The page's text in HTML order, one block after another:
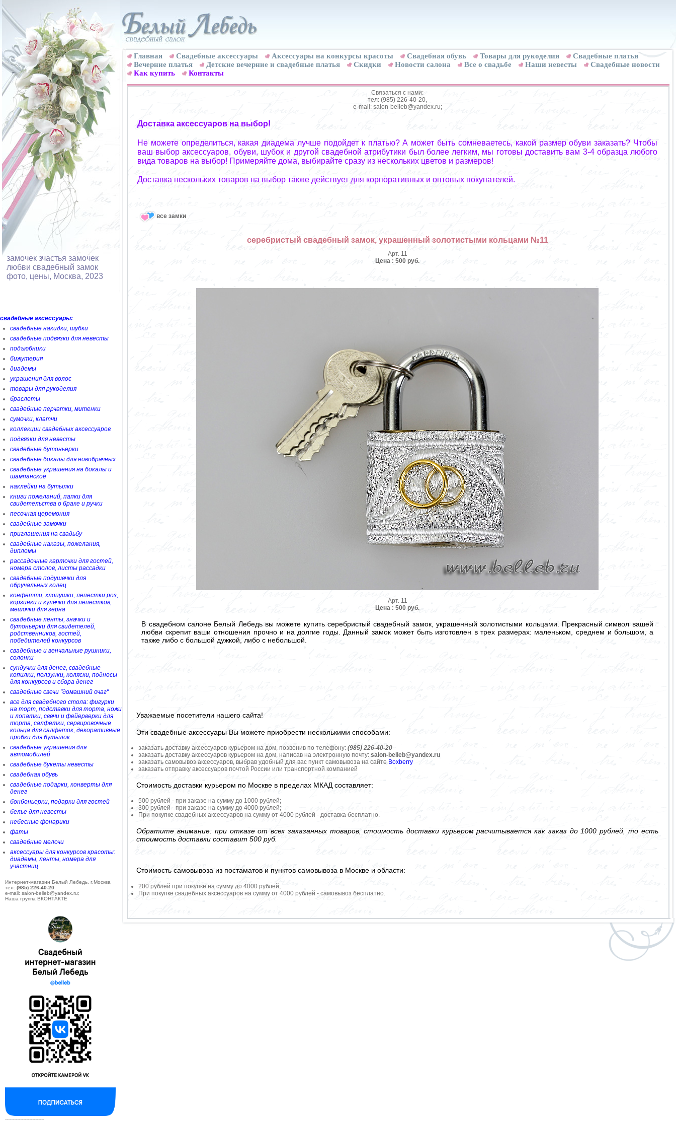
замочек зчастья замочек
любви свадебный замок
фото, цены, Москва, 2023
свадебные аксессуары:
свадебные накидки, шубки
свадебные подвязки для невесты
подъюбники
бижутерия
диадемы
украшения для волос
товары для рукоделия
браслеты
свадебные перчатки, митенки
сумочки, клатчи
коллекции свадебных аксессуаров
подвязки для невесты
свадебные бутоньерки
свадебные бокалы для новобрачных
свадебные украшения на бокалы и
шампанское
наклейки на бутылки
книги пожеланий, папки для
свидетельства о браке и ручки
песочная церемония
свадебные замочки
приглашения на свадьбу
свадебные наказы, пожелания,
дипломы
рассадочные карточки для гостей,
номера столов, листы рассадки
свадебные подушечки для
обручальных колец
конфетти, хлопушки, лепестки роз,
корзинки и кулечки для лепестков,
мешочки для зерна
свадебные ленты, значки и
бутоньерки для свидетелей,
родственников, гостей,
победителей конкурсов
свадебные и венчальные рушники,
солонки
сундучки для денег, свадебные
копилки, ползунки, коляски, подносы
для конкурсов и сбора денег
свадебные свечи "домашний очаг"
все для свадебного стола: фигурки
на торт, подставки для торта, ножи
и лопатки, свечи и фейерверки для
торта, салфетки, сервировочные
кольца для салфеток, декоративные
пробки для бутылок
свадебные украшения для
автомобилей
свадебные букеты невесты
свадебная обувь
свадебные подарки, конверты для
денег
бонбоньерки, подарки для гостей
белье для невесты
небесные фонарики
фаты
свадебные мелочи
аксессуары для конкурсов красоты:
диадемы, ленты, номера для
участниц
Интернет-магазин Белый Лебедь, г.Москва
тел: (985) 226-40-20
e-mail: salon-belleb@yandex.ru;
Наша группа ВКОНТАКТЕ
--------------------------
Главная Свадебные аксессуары Аксессуары на конкурсы красоты Свадебная обувь Товары для рукоделия
Cвадебные платья
Вечерние платья
Детские вечерние и свадебные платья Скидки Новости салона Все о свадьбе Наши невесты
Свадебные новости
Как купить
Контакты
Связаться с нами:
тел: (985) 226-40-20,
e-mail: salon-belleb@yandex.ru;
Доставка аксессуаров на выбор!
Не можете определиться, какая диадема лучше подойдет к платью? А может быть сомневаетесь, какой размер обуви заказать? Чтобы
ваш выбор аксессуаров, обуви, шубок и другой свадебной атрибутики был более легким, мы готовы доставить вам 3-4 образца любого
вида товаров на выбор! Примеряйте дома, выбирайте сразу из нескольких цветов и размеров!
Доставка нескольких товаров на выбор также действует для корпоративных и оптовых покупателей.
все замки
серебристый свадебный замок, украшенный золотистыми кольцами №11
Арт. 11
Цена : 500 руб.
Арт. 11
Цена : 500 руб.
В свадебном салоне Белый Лебедь вы можете купить серебристый свадебный замок, украшенный золотистыми кольцами. Прекрасный символ вашей
любви скрепит ваши отношения прочно и на долгие годы. Данный замок может быть изготовлен в трех размерах: маленьком, среднем и большом, а
также либо с большой дужкой, либо с небольшой.
Уважаемые посетители нашего сайта!
Эти свадебные аксессуары Вы можете приобрести несколькими способами:
заказать доставку аксессуаров курьером на дом, позвонив по телефону: (985) 226-40-20
заказать доставку аксессуаров курьером на дом, написав на электронную почту: salon-belleb@yandex.ru
заказать самовывоз аксессуаров, выбрав удобный для вас пункт самовывоза на сайте Boxberry
заказать отправку аксессуаров почтой России или транспортной компанией
Стоимость доставки курьером по Москве в пределах МКАД составляет:
500 рублей - при заказе на сумму до 1000 рублей;
300 рублей - при заказе на сумму до 4000 рублей;
При покупке свадебных аксессуаров на сумму от 4000 рублей - доставка бесплатно.
Обратите внимание: при отказе от всех заказанных товаров, стоимость доставки курьером расчитывается как заказ до 1000 рублей, то есть
стоимость доставки составит 500 руб.
Стоимость самовывоза из постаматов и пунктов самовывоза в Москве и области:
200 рублей при покупке на сумму до 4000 рублей;
При покупке свадебных аксессуаров на сумму от 4000 рублей - самовывоз бесплатно.